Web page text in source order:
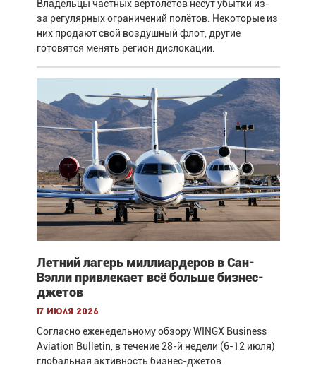
Владельцы частных вертолётов несут убытки из-
за регулярных ограничений полётов. Некоторые из
них продают свой воздушный флот, другие
готовятся менять регион дислокации.
Летний лагерь миллиардеров в Сан-
Вэлли привлекает всё больше бизнес-
джетов
17 июля 2026
Согласно еженедельному обзору WINGX Business
Aviation Bulletin, в течение 28-й недели (6-12 июля)
глобальная активность бизнес-джетов